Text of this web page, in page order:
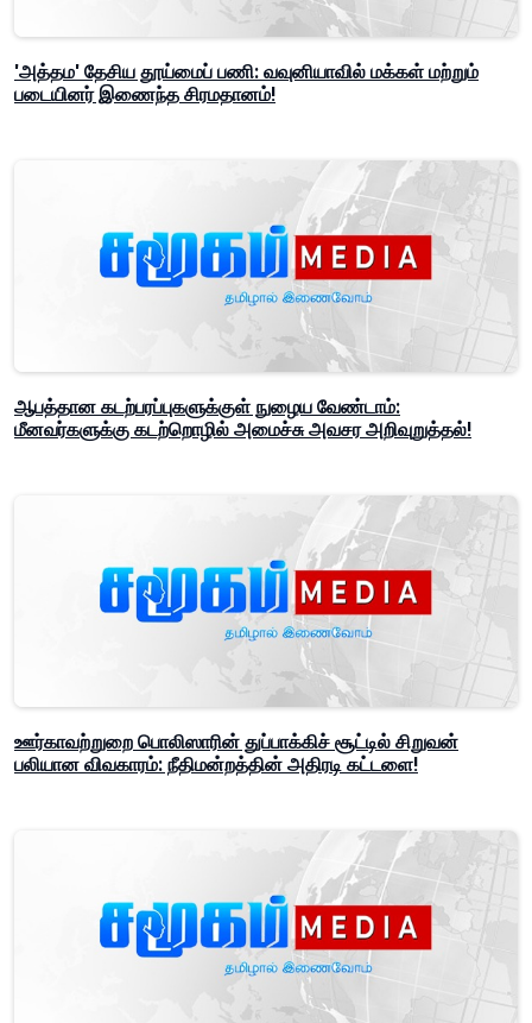
'அத்தம' தேசிய தூய்மைப் பணி: வவுனியாவில் மக்கள் மற்றும்
படையினர் இணைந்த சிரமதானம்!
ஆபத்தான கடற்பரப்புகளுக்குள் நுழைய வேண்டாம்:
மீனவர்களுக்கு கடற்றொழில் அமைச்சு அவசர அறிவுறுத்தல்!
ஊர்காவற்றுறை பொலிஸாரின் துப்பாக்கிச் சூட்டில் சிறுவன்
பலியான விவகாரம்: நீதிமன்றத்தின் அதிரடி கட்டளை!